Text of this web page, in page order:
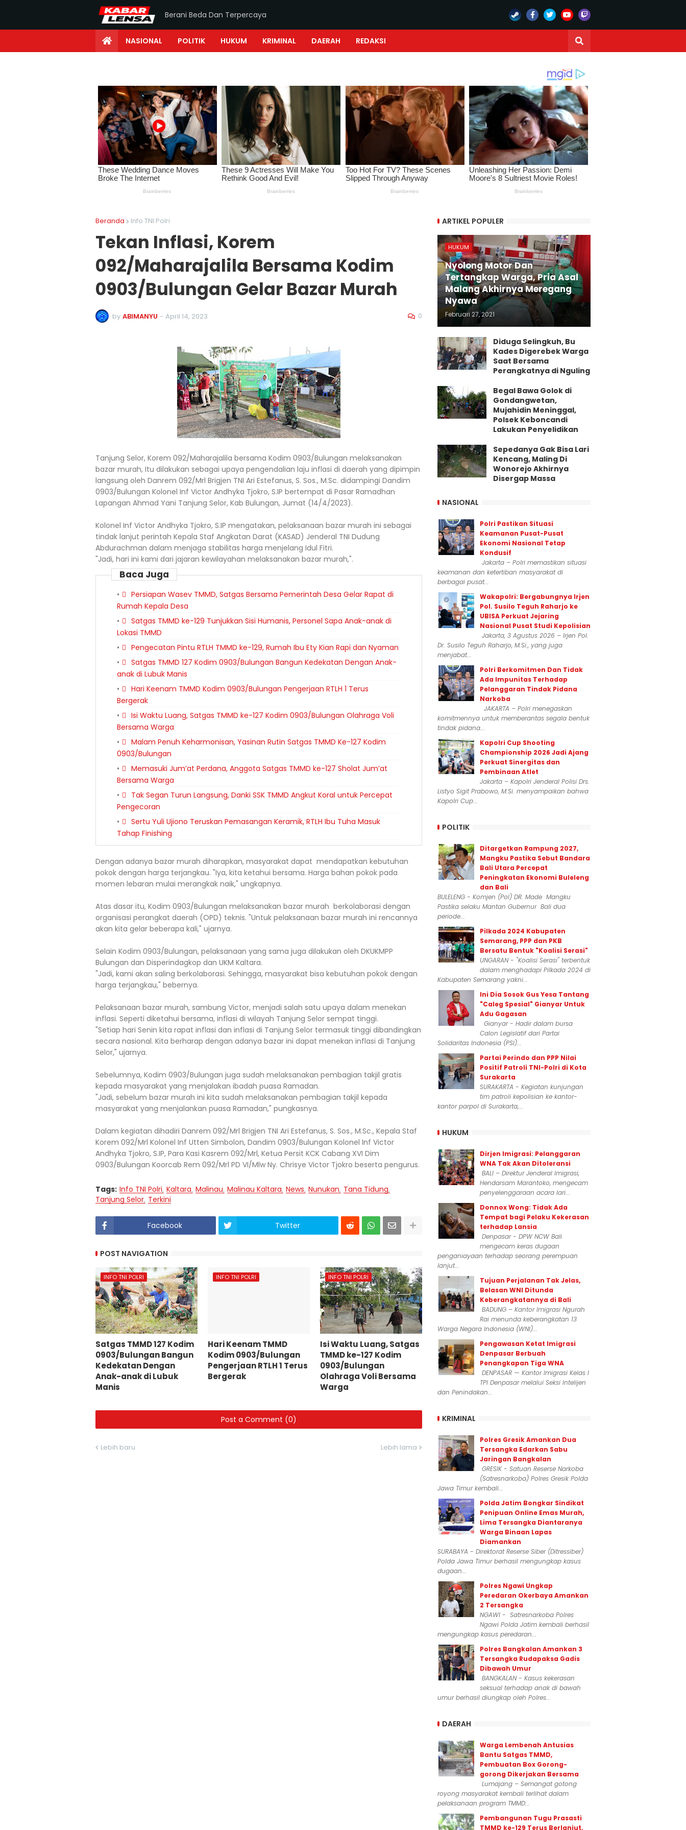
Berani Beda Dan Terpercaya
NASIONAL POLITIK HUKUM KRIMINAL DAERAH REDAKSI
Beranda Info TNI Polri
Tekan Inflasi, Korem
092/Maharajalila Bersama Kodim
0903/Bulungan Gelar Bazar Murah
by ABIMANYU - April 14, 2023 0
Tanjung Selor, Korem 092/Maharajalila bersama Kodim 0903/Bulungan melaksanakan
bazar murah, Itu dilakukan sebagai upaya pengendalian laju inflasi di daerah yang dipimpin
langsung oleh Danrem 092/Mrl Brigjen TNI Ari Estefanus, S. Sos., M.Sc. didampingi Dandim
0903/Bulungan Kolonel Inf Victor Andhyka Tjokro, S.IP bertempat di Pasar Ramadhan
Lapangan Ahmad Yani Tanjung Selor, Kab Bulungan, Jumat (14/4/2023).
Kolonel Inf Victor Andhyka Tjokro, S.IP mengatakan, pelaksanaan bazar murah ini sebagai
tindak lanjut perintah Kepala Staf Angkatan Darat (KASAD) Jenderal TNI Dudung
Abdurachman dalam menjaga stabilitas harga menjelang Idul Fitri.
"Jadi, hari ini kami dari jajaran kewilayahan melaksanakan bazar murah,".
Baca Juga
Persiapan Wasev TMMD, Satgas Bersama Pemerintah Desa Gelar Rapat di
Rumah Kepala Desa
Satgas TMMD ke-129 Tunjukkan Sisi Humanis, Personel Sapa Anak-anak di
Lokasi TMMD
Pengecatan Pintu RTLH TMMD ke-129, Rumah Ibu Ety Kian Rapi dan Nyaman
Satgas TMMD 127 Kodim 0903/Bulungan Bangun Kedekatan Dengan Anak-
anak di Lubuk Manis
Hari Keenam TMMD Kodim 0903/Bulungan Pengerjaan RTLH 1 Terus
Bergerak
Isi Waktu Luang, Satgas TMMD ke-127 Kodim 0903/Bulungan Olahraga Voli
Bersama Warga
Malam Penuh Keharmonisan, Yasinan Rutin Satgas TMMD Ke-127 Kodim
0903/Bulungan
Memasuki Jum’at Perdana, Anggota Satgas TMMD ke-127 Sholat Jum’at
Bersama Warga
Tak Segan Turun Langsung, Danki SSK TMMD Angkut Koral untuk Percepat
Pengecoran
Sertu Yuli Ujiono Teruskan Pemasangan Keramik, RTLH Ibu Tuha Masuk
Tahap Finishing
Dengan adanya bazar murah diharapkan, masyarakat dapat mendapatkan kebutuhan
pokok dengan harga terjangkau. "Iya, kita ketahui bersama. Harga bahan pokok pada
momen lebaran mulai merangkak naik," ungkapnya.
Atas dasar itu, Kodim 0903/Bulungan melaksanakan bazar murah berkolaborasi dengan
organisasi perangkat daerah (OPD) teknis. "Untuk pelaksanaan bazar murah ini rencannya
akan kita gelar beberapa kali," ujarnya.
Selain Kodim 0903/Bulungan, pelaksanaan yang sama juga dilakukan oleh DKUKMPP
Bulungan dan Disperindagkop dan UKM Kaltara.
"Jadi, kami akan saling berkolaborasi. Sehingga, masyarakat bisa kebutuhan pokok dengan
harga terjangkau," bebernya.
Pelaksanaan bazar murah, sambung Victor, menjadi salah satu upaya dalam menekan
inflasi. Seperti diketahui bersama, inflasi di wilayah Tanjung Selor sempat tinggi.
"Setiap hari Senin kita rapat inflasi dan inflasi di Tanjung Selor termasuk tinggi dibandingkan
secara nasional. Kita berharap dengan adanya bazar ini dapat menekan inflasi di Tanjung
Selor," ujarnya.
Sebelumnya, Kodim 0903/Bulungan juga sudah melaksanakan pembagian takjil gratis
kepada masyarakat yang menjalakan ibadah puasa Ramadan.
"Jadi, sebelum bazar murah ini kita sudah melaksanakan pembagian takjil kepada
masyarakat yang menjalankan puasa Ramadan," pungkasnya.
Dalam kegiatan dihadiri Danrem 092/Mrl Brigjen TNI Ari Estefanus, S. Sos., M.Sc., Kepala Staf
Korem 092/Mrl Kolonel Inf Utten Simbolon, Dandim 0903/Bulungan Kolonel Inf Victor
Andhyka Tjokro, S.IP, Para Kasi Kasrem 092/Mrl, Ketua Persit KCK Cabang XVI Dim
0903/Bulungan Koorcab Rem 092/Mrl PD VI/Mlw Ny. Chrisye Victor Tjokro beserta pengurus.
Tags: Info TNI Polri Kaltara Malinau Malinau Kaltara News Nunukan Tana Tidung
Tanjung Selor Terkini
Facebook Twitter
POST NAVIGATION
INFO TNI POLRI
Satgas TMMD 127 Kodim
0903/Bulungan Bangun
Kedekatan Dengan
Anak-anak di Lubuk
Manis
INFO TNI POLRI
Hari Keenam TMMD
Kodim 0903/Bulungan
Pengerjaan RTLH 1 Terus
Bergerak
INFO TNI POLRI
Isi Waktu Luang, Satgas
TMMD ke-127 Kodim
0903/Bulungan
Olahraga Voli Bersama
Warga
Post a Comment (0)
Lebih baru Lebih lama
ARTIKEL POPULER
HUKUM
Nyolong Motor Dan
Tertangkap Warga, Pria Asal
Malang Akhirnya Meregang
Nyawa
Februari 27, 2021
Diduga Selingkuh, Bu
Kades Digerebek Warga
Saat Bersama
Perangkatnya di Nguling
Begal Bawa Golok di
Gondangwetan,
Mujahidin Meninggal,
Polsek Keboncandi
Lakukan Penyelidikan
Sepedanya Gak Bisa Lari
Kencang, Maling Di
Wonorejo Akhirnya
Disergap Massa
NASIONAL
Polri Pastikan Situasi
Keamanan Pusat-Pusat
Ekonomi Nasional Tetap
Kondusif
Jakarta – Polri memastikan situasi
keamanan dan ketertiban masyarakat di
berbagai pusat...
Wakapolri: Bergabungnya Irjen
Pol. Susilo Teguh Raharjo ke
UBISA Perkuat Jejaring
Nasional Pusat Studi Kepolisian
Jakarta, 3 Agustus 2026 – Irjen Pol.
Dr. Susilo Teguh Raharjo, M.Si., yang juga
menjabat...
Polri Berkomitmen Dan Tidak
Ada Impunitas Terhadap
Pelanggaran Tindak Pidana
Narkoba
JAKARTA – Polri menegaskan
komitmennya untuk memberantas segala bentuk
tindak pidana...
Kapolri Cup Shooting
Championship 2026 Jadi Ajang
Perkuat Sinergitas dan
Pembinaan Atlet
Jakarta – Kapolri Jenderal Polisi Drs.
Listyo Sigit Prabowo, M.Si. menyampaikan bahwa
Kapolri Cup...
POLITIK
Ditargetkan Rampung 2027,
Mangku Pastika Sebut Bandara
Bali Utara Percepat
Peningkatan Ekonomi Buleleng
dan Bali
BULELENG - Komjen (Pol) DR. Made Mangku
Pastika selaku Mantan Gubernur Bali dua
periode...
Pilkada 2024 Kabupaten
Semarang, PPP dan PKB
Bersatu Bentuk "Koalisi Serasi"
UNGARAN - "Koalisi Serasi" terbentuk
dalam menghadapi Pilkada 2024 di
Kabupaten Semarang yakni...
Ini Dia Sosok Gus Yesa Tantang
"Caleg Spesial" Gianyar Untuk
Adu Gagasan
Gianyar - Hadir dalam bursa
Calon Legislatif dari Partai
Solidaritas Indonesia (PSI)...
Partai Perindo dan PPP Nilai
Positif Patroli TNI-Polri di Kota
Surakarta
SURAKARTA - Kegiatan kunjungan
tim patroli kepolisian ke kantor-
kantor parpol di Surakarta,...
HUKUM
Dirjen Imigrasi: Pelanggaran
WNA Tak Akan Ditoleransi
BALI – Direktur Jenderal Imigrasi,
Hendarsam Marantoko, mengecam
penyelenggaraan acara lari...
Donnox Wong: Tidak Ada
Tempat bagi Pelaku Kekerasan
terhadap Lansia
Denpasar - DPW NCW Bali
mengecam keras dugaan
penganiayaan terhadap seorang perempuan
lanjut...
Tujuan Perjalanan Tak Jelas,
Belasan WNI Ditunda
Keberangkatannya di Bali
BADUNG – Kantor Imigrasi Ngurah
Rai menunda keberangkatan 13
Warga Negara Indonesia (WNI)...
Pengawasan Ketat Imigrasi
Denpasar Berbuah
Penangkapan Tiga WNA
DENPASAR — Kantor Imigrasi Kelas I
TPI Denpasar melalui Seksi Intelijen
dan Penindakan...
KRIMINAL
Polres Gresik Amankan Dua
Tersangka Edarkan Sabu
Jaringan Bangkalan
GRESIK - Satuan Reserse Narkoba
(Satresnarkoba) Polres Gresik Polda
Jawa Timur kembali...
Polda Jatim Bongkar Sindikat
Penipuan Online Emas Murah,
Lima Tersangka Diantaranya
Warga Binaan Lapas
Diamankan
SURABAYA - Direktorat Reserse Siber (Ditressiber)
Polda Jawa Timur berhasil mengungkap kasus
dugaan...
Polres Ngawi Ungkap
Peredaran Okerbaya Amankan
2 Tersangka
NGAWI - Satresnarkoba Polres
Ngawi Polda Jatim kembali berhasil
mengungkap kasus peredaran...
Polres Bangkalan Amankan 3
Tersangka Rudapaksa Gadis
Dibawah Umur
BANGKALAN - Kasus kekerasan
seksual terhadap anak di bawah
umur berhasil diungkap oleh Polres...
DAERAH
Warga Lembenah Antusias
Bantu Satgas TMMD,
Pembuatan Box Gorong-
gorong Dikerjakan Bersama
Lumajang – Semangat gotong
royong masyarakat kembali terlihat dalam
pelaksanaan program TMMD...
Pembangunan Tugu Prasasti
TMMD ke-129 Terus Berlanjut,